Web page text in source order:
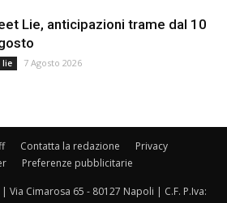
Lie, anticipazioni trame dal 10
lie 7 Agosto 2026
Contatta la redazione
Privacy
Preferenze pubblicitarie
Via Cimarosa 65 - 80127 Napoli | C.F. P.Iva: